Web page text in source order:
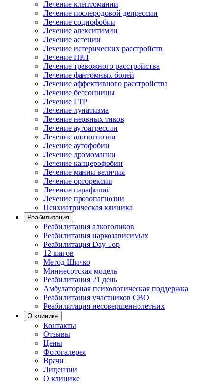
Лечение клептомании
Лечение послеродовой депрессии
Лечение социофобии
Лечение алекситимии
Лечение астении
Лечение истерических расстройств
Лечение ПРЛ
Лечение тревожного расстройства
Лечение фантомных болей
Лечение аффективного расстройства
Лечение бессонницы
Лечение ГТР
Лечение лунатизма
Лечение нервных тиков
Лечение аутоагрессии
Лечение анозогнозии
Лечение аутофобии
Лечение дромомании
Лечение канцерофобии
Лечение мании величия
Лечение орторексии
Лечение парафилий
Лечение прозопагнозии
Психиатрическая клиника
Реабилитация
Реабилитация алкоголиков
Реабилитация наркозависимых
Реабилитация Day Top
12 шагов
Метод Шичко
Миннесотская модель
Реабилитация 21 день
Амбулаторная психологическая поддержка
Реабилитация участников СВО
Реабилитация несовершеннолетних
О клинике
Контакты
Отзывы
Цены
Фотогалерея
Врачи
Лицензии
О клинике